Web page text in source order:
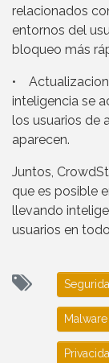
relacionados
entornos del
bloqueo más
•
inteligencia se
los usuarios de
aparecen.
Juntos,
que es posible
llevando
usuarios en
Malware